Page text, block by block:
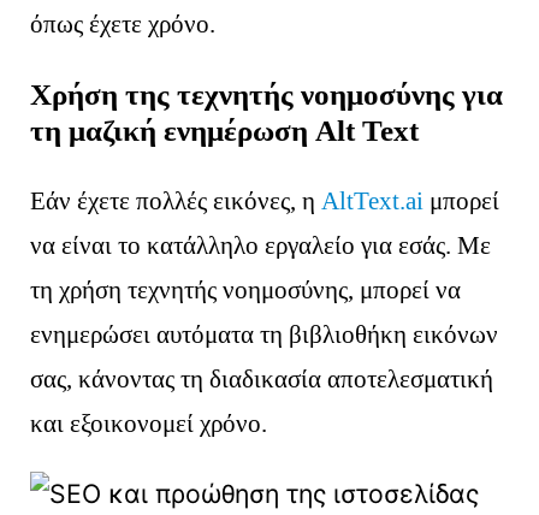
όπως έχετε χρόνο.
Χρήση της τεχνητής νοημοσύνης για
τη μαζική ενημέρωση Alt Text
Εάν έχετε πολλές εικόνες, ηAltText.ai μπορεί
να είναι το κατάλληλο εργαλείο για εσάς. Με
τη χρήση τεχνητής νοημοσύνης, μπορεί να
ενημερώσει αυτόματα τη βιβλιοθήκη εικόνων
σας, κάνοντας τη διαδικασία αποτελεσματική
και εξοικονομεί χρόνο.